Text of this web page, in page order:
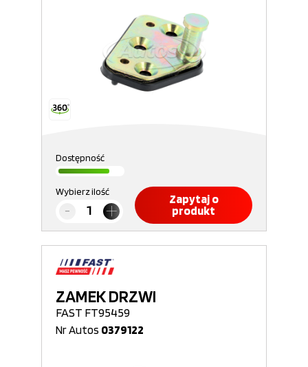
Dostępność
Wybierz ilość
Zapytaj o
produkt
ZAMEK DRZWI
FAST FT95459
Nr Autos 0379122